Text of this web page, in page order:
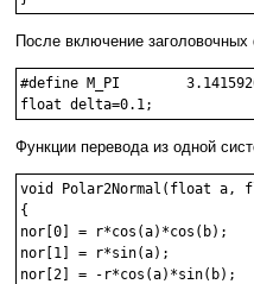
После включение
#define M_PI
Функции перевода из одной
void Polar2Normal(float
{
nor[0] = r*cos(a)*cos(b);
nor[1] = r*sin(a);
nor[2] = -r*cos(a)*sin(b);